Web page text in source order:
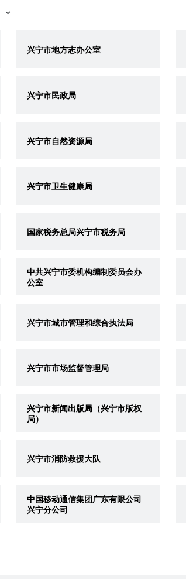
兴宁市地方志办公室
兴宁市民政局
兴宁市自然资源局
兴宁市卫生健康局
国家税务总局兴宁市税务局
中共兴宁市委机构编制委员会办
公室
兴宁市城市管理和综合执法局
兴宁市市场监督管理局
兴宁市新闻出版局（兴宁市版权
局）
兴宁市消防救援大队
中国移动通信集团广东有限公司
兴宁分公司